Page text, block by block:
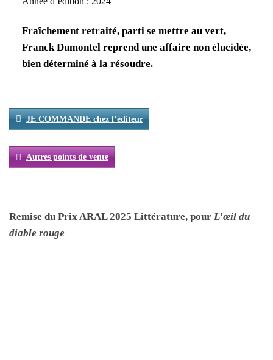
Fraîchement retraité, parti se mettre au vert,
Franck Dumontel reprend une affaire non élucidée,
bien déterminé à la résoudre.
JE COMMANDE chez l’éditeur
Autres points de vente
Remise du Prix ARAL 2025 Littérature, pour L’œil du
diable rouge